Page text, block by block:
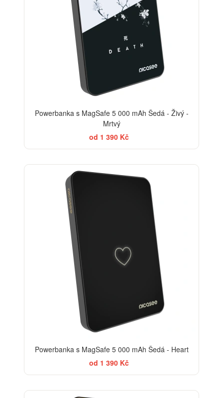
Powerbanka s MagSafe 5 000 mAh Šedá - Živý -
Mrtvý
od 1 390 Kč
Powerbanka s MagSafe 5 000 mAh Šedá - Heart
od 1 390 Kč